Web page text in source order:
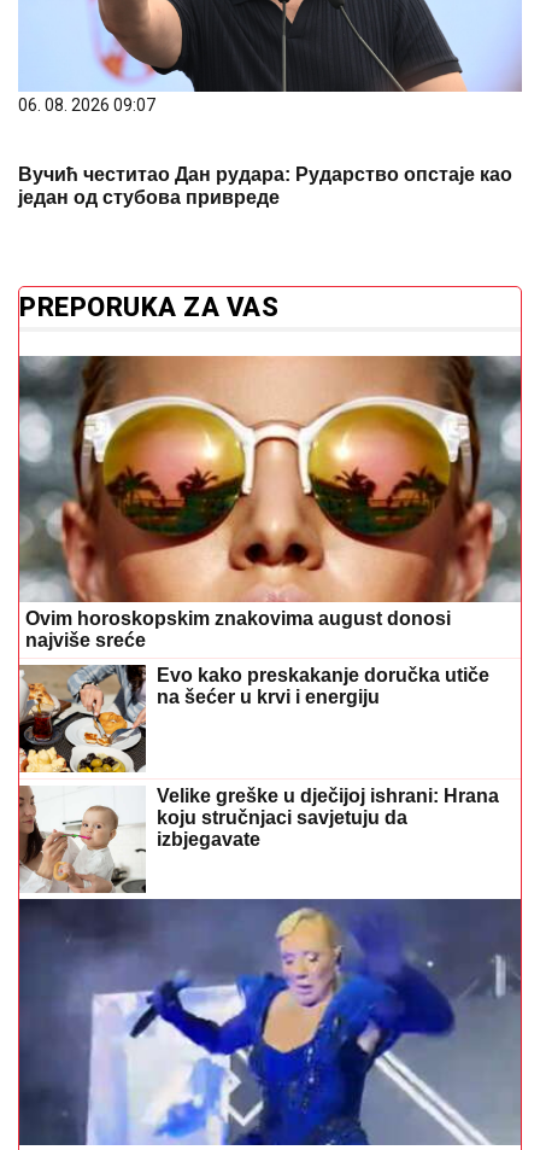
06. 08. 2026 09:07
Вучић честитао Дан рудара: Рударство опстаје као
један од стубова привреде
PREPORUKA ZA VAS
Ovim horoskopskim znakovima august donosi
najviše sreće
Evo kako preskakanje doručka utiče
na šećer u krvi i energiju
Velike greške u dječijoj ishrani: Hrana
koju stručnjaci savjetuju da
izbjegavate